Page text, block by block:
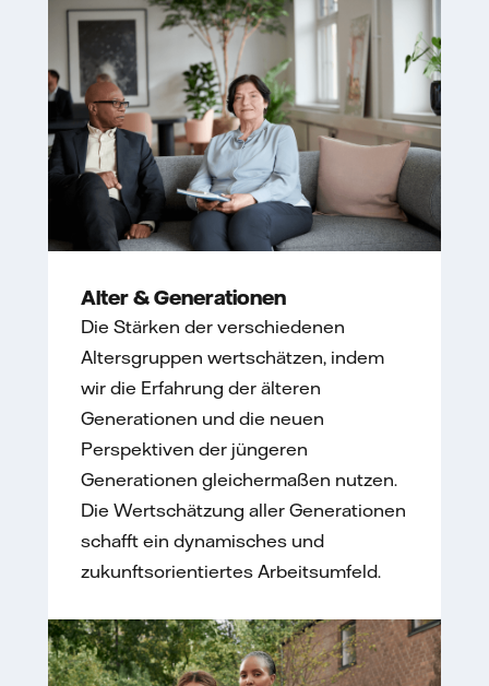
Alter & Generationen
Die Stärken der verschiedenen
Altersgruppen wertschätzen, indem
wir die Erfahrung der älteren
Generationen und die neuen
Perspektiven der jüngeren
Generationen gleichermaßen nutzen.
Die Wertschätzung aller Generationen
schafft ein dynamisches und
zukunftsorientiertes Arbeitsumfeld.